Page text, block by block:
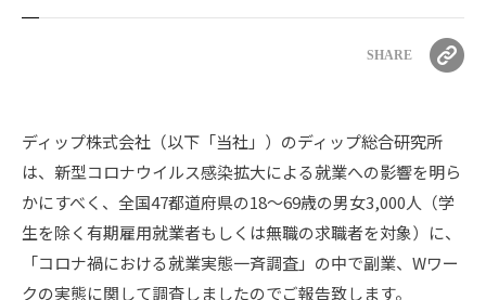
SHARE
ディップ株式会社（以下「当社」）のディップ総合研究所
は、新型コロナウイルス感染拡大による就業への影響を明ら
かにすべく、全国47都道府県の18～69歳の男女3,000人（学
生を除く有期雇用就業者もしくは無職の求職者を対象）に、
「コロナ禍における就業実態一斉調査」の中で副業、Wワー
クの実態に関して調査しましたのでご報告致します。